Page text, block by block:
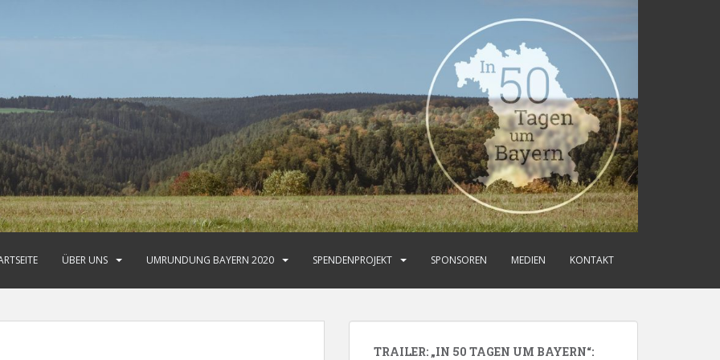
ÜBER UNS UMRUNDUNG BAYERN 2020 SPENDENPROJEKT SPONSOREN MEDIEN KONTAKT
TRAILER: „IN 50 TAGEN UM BAYERN“: